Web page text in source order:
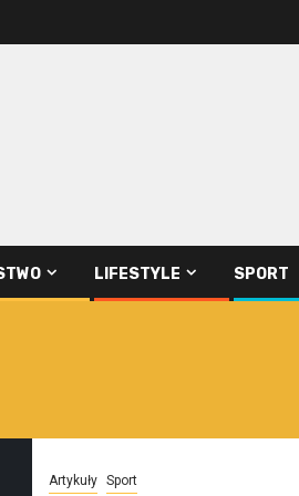
LIFESTYLE SPORT
Artykuły Sport